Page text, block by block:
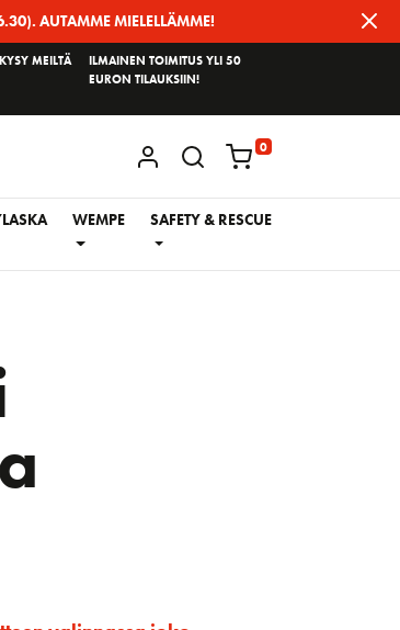
AUTAMME MIELELLÄMME!
KYSY MEILTÄ
ILMAINEN TOIMITUS YLI 50
EURON TILAUKSIIN!
KIRJAUDU / REKISTERÖIDY
0
WEMPE SAFETY & RESCUE